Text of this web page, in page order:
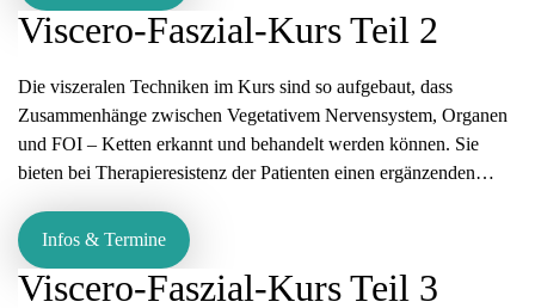
Viscero-Faszial-Kurs Teil 2
Die viszeralen Techniken im Kurs sind so aufgebaut, dass
Zusammenhänge zwischen Vegetativem Nervensystem, Organen
und FOI – Ketten erkannt und behandelt werden können. Sie
bieten bei Therapieresistenz der Patienten einen ergänzenden…
Infos & Termine
Viscero-Faszial-Kurs Teil 3